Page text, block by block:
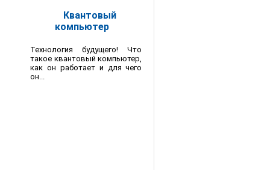
Квантовый
компьютер
Технология будущего! Что
такое квантовый компьютер,
как он работает и для чего
он...